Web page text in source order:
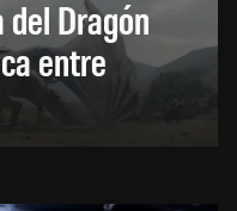
Dragón
entre